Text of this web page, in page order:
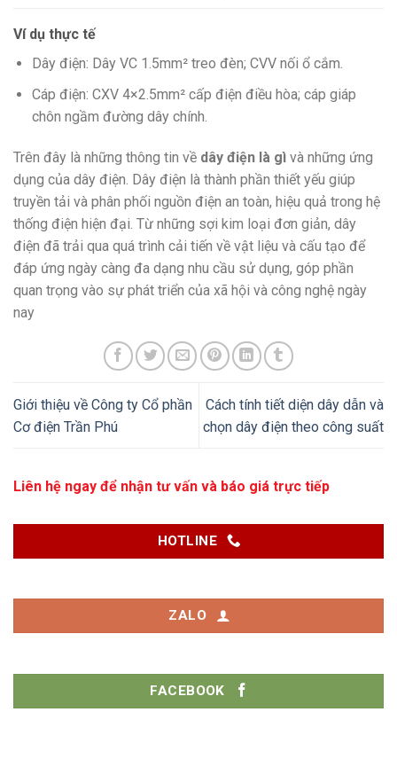
Ví dụ thực tế
Dây điện: Dây VC 1.5mm² treo đèn; CVV nối ổ cắm.
Cáp điện: CXV 4×2.5mm² cấp điện điều hòa; cáp giáp
chôn ngầm đường dây chính.
Trên đây là những thông tin về dây điện là gì và những ứng
dụng của dây điện. Dây điện là thành phần thiết yếu giúp
truyền tải và phân phối nguồn điện an toàn, hiệu quả trong hệ
thống điện hiện đại. Từ những sợi kim loại đơn giản, dây
điện đã trải qua quá trình cải tiến về vật liệu và cấu tạo để
đáp ứng ngày càng đa dạng nhu cầu sử dụng, góp phần
quan trọng vào sự phát triển của xã hội và công nghệ ngày
nay
Giới thiệu về Công ty Cổ phần
Cơ điện Trần Phú
Cách tính tiết diện dây dẫn và
chọn dây điện theo công suất
Liên hệ ngay để nhận tư vấn và báo giá trực tiếp
HOTLINE
ZALO
FACEBOOK